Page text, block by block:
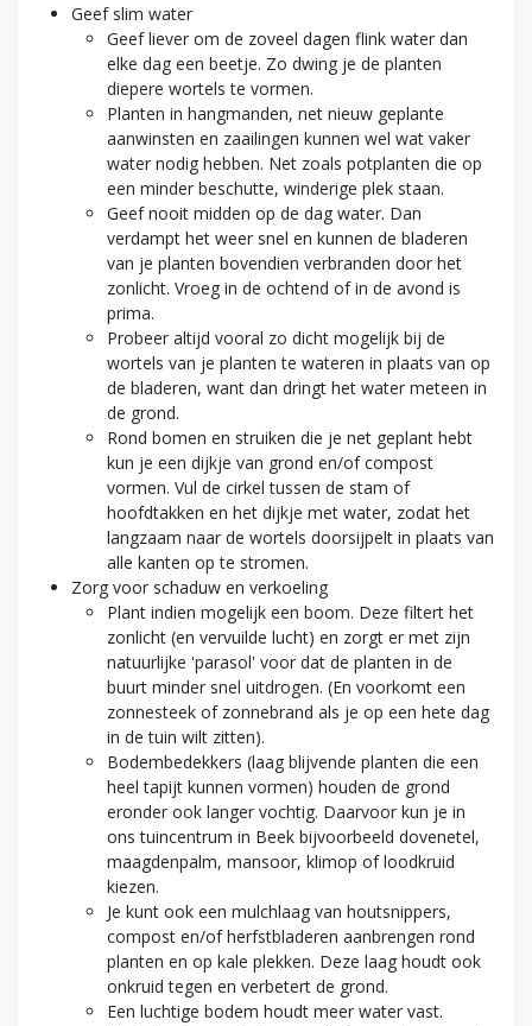
Geef slim water
Geef liever om de zoveel dagen flink water dan
elke dag een beetje. Zo dwing je de planten
diepere wortels te vormen.
Planten in hangmanden, net nieuw geplante
aanwinsten en zaailingen kunnen wel wat vaker
water nodig hebben. Net zoals potplanten die op
een minder beschutte, winderige plek staan.
Geef nooit midden op de dag water. Dan
verdampt het weer snel en kunnen de bladeren
van je planten bovendien verbranden door het
zonlicht. Vroeg in de ochtend of in de avond is
prima.
Probeer altijd vooral zo dicht mogelijk bij de
wortels van je planten te wateren in plaats van op
de bladeren, want dan dringt het water meteen in
de grond.
Rond bomen en struiken die je net geplant hebt
kun je een dijkje van grond en/of compost
vormen. Vul de cirkel tussen de stam of
hoofdtakken en het dijkje met water, zodat het
langzaam naar de wortels doorsijpelt in plaats van
alle kanten op te stromen.
Zorg voor schaduw en verkoeling
Plant indien mogelijk een boom. Deze filtert het
zonlicht (en vervuilde lucht) en zorgt er met zijn
natuurlijke 'parasol' voor dat de planten in de
buurt minder snel uitdrogen. (En voorkomt een
zonnesteek of zonnebrand als je op een hete dag
in de tuin wilt zitten).
Bodembedekkers (laag blijvende planten die een
heel tapijt kunnen vormen) houden de grond
eronder ook langer vochtig. Daarvoor kun je in
ons tuincentrum in Beek bijvoorbeeld dovenetel,
maagdenpalm, mansoor, klimop of loodkruid
kiezen.
Je kunt ook een mulchlaag van houtsnippers,
compost en/of herfstbladeren aanbrengen rond
planten en op kale plekken. Deze laag houdt ook
onkruid tegen en verbetert de grond.
Een luchtige bodem houdt meer water vast.